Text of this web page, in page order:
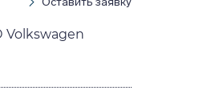
Volkswagen